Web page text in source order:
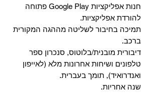
‏חנות אפליקציות Google Play פתוחה
להורדת אפליקציות.
‏תמיכה בחיבור לשליטה מההגה המקורית
ברכב.
‏דיבורית מובנית/בלוטוס, ‏סנכרון ספר
טלפונים ושיחות אחרונות מלא (לאייפון
ואנדרואיד), תומך בעברית.
שנה אחריות.